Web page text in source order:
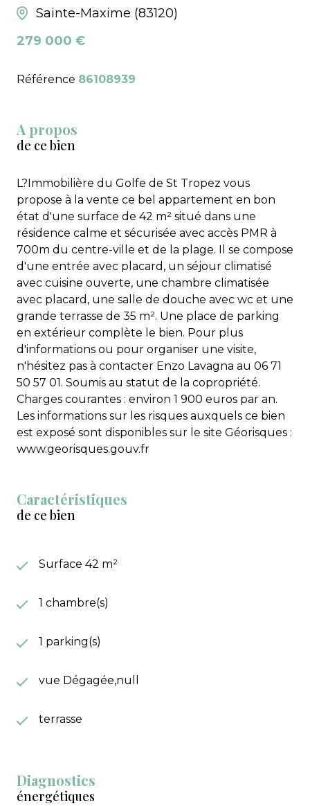
Sainte-Maxime (83120)
279 000 €
Référence 86108939
A propos
de ce bien
L?Immobilière du Golfe de St Tropez vous
propose à la vente ce bel appartement en bon
état d'une surface de 42 m² situé dans une
résidence calme et sécurisée avec accès PMR à
700m du centre-ville et de la plage. Il se compose
d'une entrée avec placard, un séjour climatisé
avec cuisine ouverte, une chambre climatisée
avec placard, une salle de douche avec wc et une
grande terrasse de 35 m². Une place de parking
en extérieur complète le bien. Pour plus
d'informations ou pour organiser une visite,
n'hésitez pas à contacter Enzo Lavagna au 06 71
50 57 01. Soumis au statut de la copropriété.
Charges courantes : environ 1 900 euros par an.
Les informations sur les risques auxquels ce bien
est exposé sont disponibles sur le site Géorisques :
www.georisques.gouv.fr
Caractéristiques
de ce bien
Surface 42 m²
1 chambre(s)
1 parking(s)
vue Dégagée,null
terrasse
Diagnostics
énergétiques